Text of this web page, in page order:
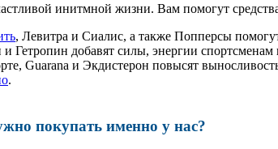
инитмной жизни. Вам помогут
, Левитра и Сиалис, а также Попперсы
Гетропин добавят силы, энергии
Guarana и Экдистерон повысят
.
покупать именно у нас?